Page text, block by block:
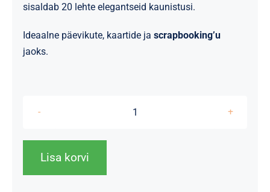
sisaldab 20 lehte elegantseid kaunistusi.
Ideaalne päevikute, kaartide ja scrapbooking’u
jaoks.
Lilleääristega
Lisa korvi